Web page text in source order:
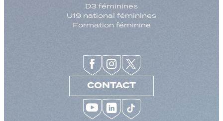
D3 féminines
U19 national féminines
Formation féminine
CONTACT